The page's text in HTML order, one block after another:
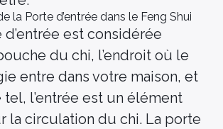
la Porte d’entrée dans le Feng Shui
est considérée
du chi, l’endroit où le
entre dans votre maison, et
l’entrée est un élément
la circulation du chi. La porte